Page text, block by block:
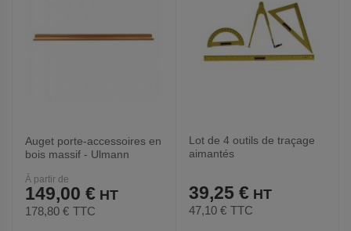
Auget porte-accessoires en
bois massif - Ulmann
À partir de
149,00 €
178,80 € TTC
Lot de 4 outils de traçage
aimantés
39,25 €
47,10 € TTC